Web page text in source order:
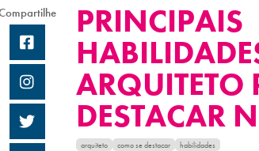
PRINCIPAIS
ARQUITETO
DESTACAR
arquiteto como se destacar habilidades